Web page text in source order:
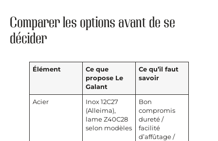
Comparer les options avant de se
décider
Élément
Ce que
propose Le
Galant
Ce qu’il faut
savoir
Acier
Inox 12C27
(Alleima),
lame Z40C28
selon modèles
Bon
compromis
dureté /
facilité
d’affûtage /